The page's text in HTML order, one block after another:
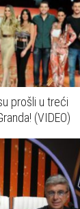
prošli u treći
(VIDEO)